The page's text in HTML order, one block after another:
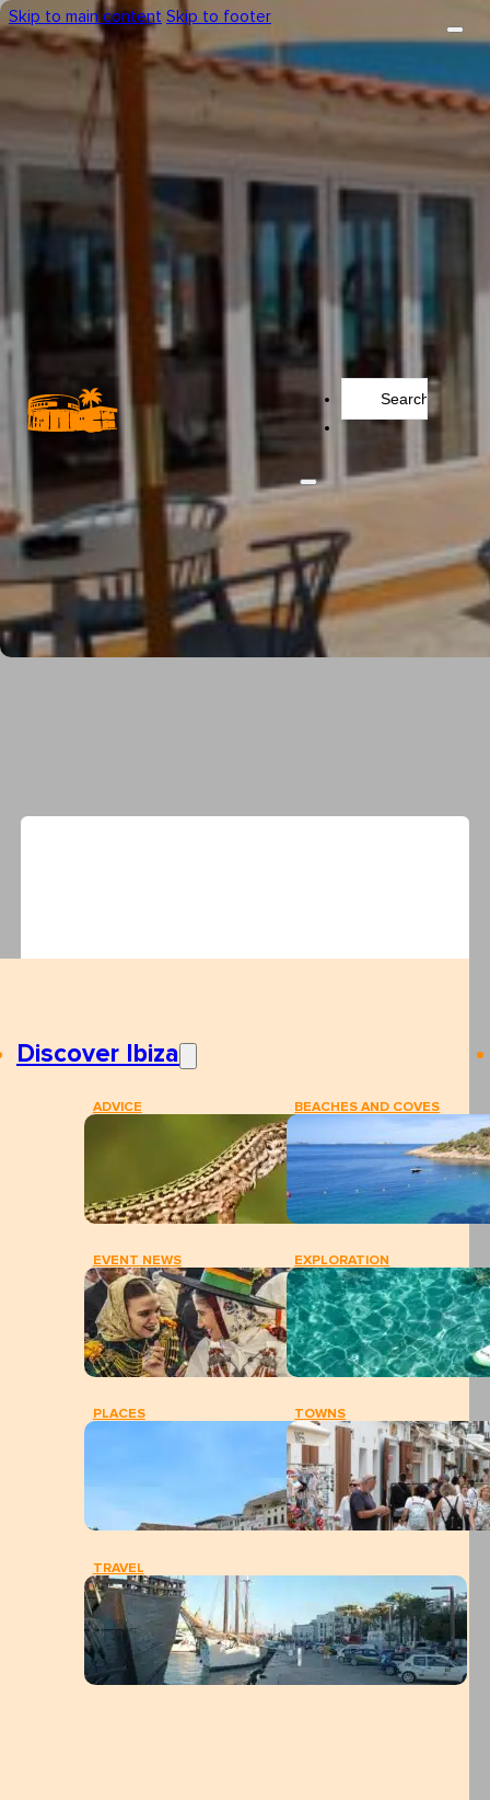
Skip to main content Skip to footer
Discover Ibiza
ADVICE BEACHES AND COVES
EVENT NEWS EXPLORATION
PLACES TOWNS
TRAVEL